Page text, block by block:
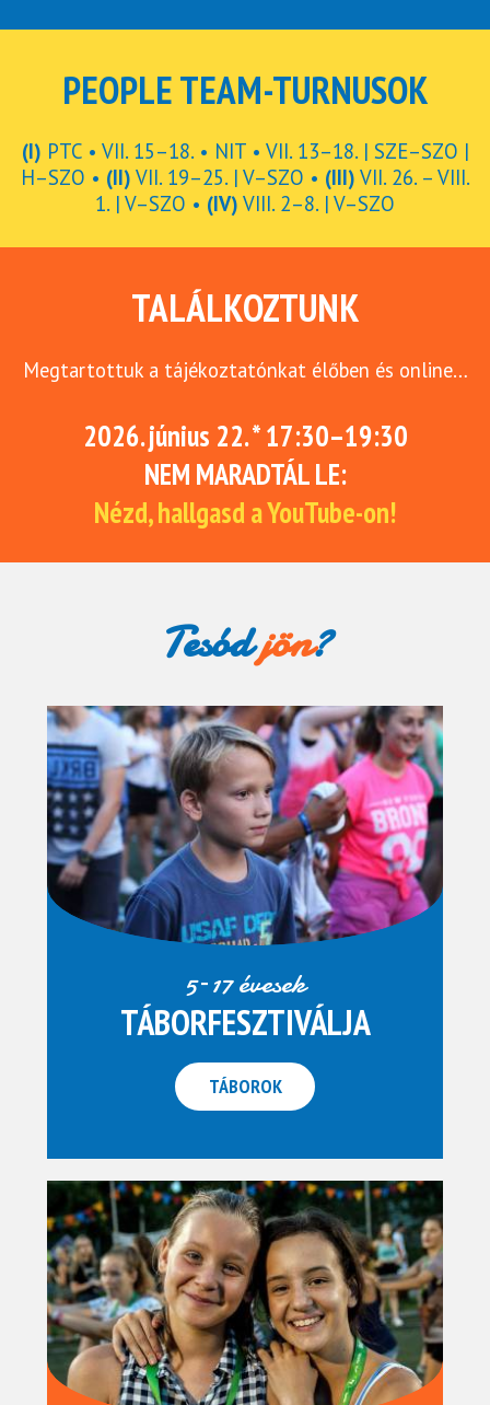
PEOPLE TEAM-TURNUSOK
(I) PTC • VII. 15–18. • NIT • VII. 13–18. | SZE–SZO |
H–SZO • (II) VII. 19–25. | V–SZO • (III) VII. 26. – VIII.
1. | V–SZO • (IV) VIII. 2–8. | V–SZO
TALÁLKOZTUNK
Megtartottuk a tájékoztatónkat élőben és online…
2026. június 22. * 17:30–19:30
NEM MARADTÁL LE:
Nézd, hallgasd a YouTube-on!
Tesódjön?
5–17 évesek
TÁBORFESZTIVÁLJA
TÁBOROK